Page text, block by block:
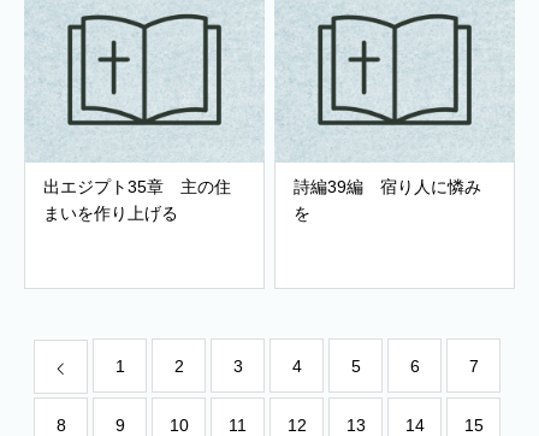
出エジプト35章 主の住
まいを作り上げる
詩編39編 宿り人に憐み
を
1 2 3 4 5 6 7
8 9 10 11 12 13 14 15